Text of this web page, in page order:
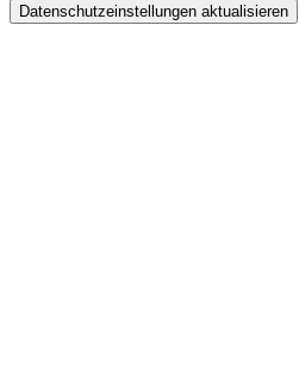
Datenschutzeinstellungen aktualisieren